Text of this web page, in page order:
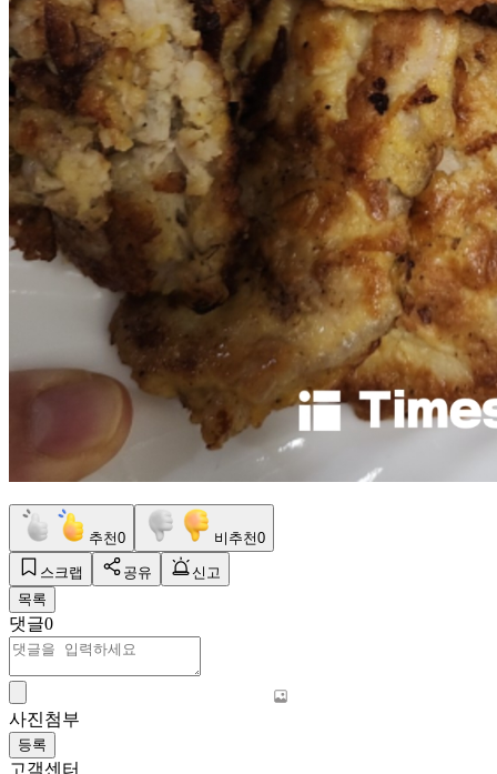
추천0 비추천0
스크랩 공유
신고
목록
댓글0
사진첨부
등록
고객센터